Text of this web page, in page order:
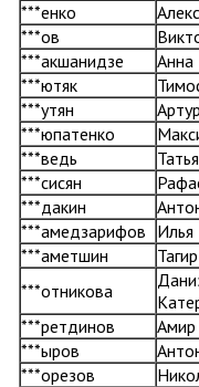
***енко
***ов
***акшанидзе
Анна
***ютяк
***утян
***юпатенко
***ведь
***сисян
***дакин
***амедзарифов Илья
***аметшин
Тагир
***отникова
***ретдинов
Амир
***ыров
***орезов